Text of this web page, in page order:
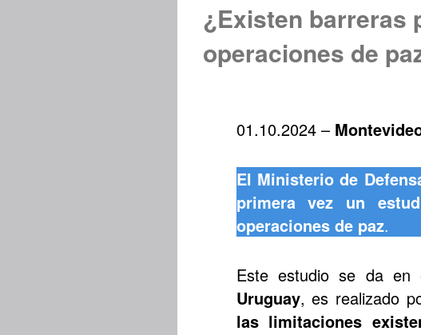
¿Existen barreras
operaciones de
01.10.2024 –
El Ministerio de
primera vez un
operaciones de paz.
Este estudio se da en
Uruguay, es realizado
las limitaciones